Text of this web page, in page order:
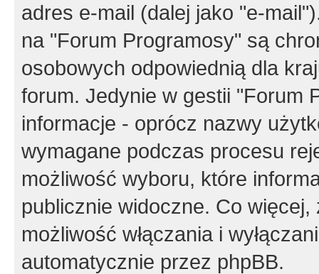
adres e-mail (dalej jako "e-
na "Forum Programosy" są
osobowych odpowiednią dla
forum. Jedynie w gestii "Forum
informacje - oprócz nazwy
wymagane podczas procesu
możliwość wyboru, które
publicznie widoczne. Co
możliwość włączania i
automatycznie przez phpBB.